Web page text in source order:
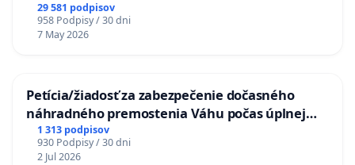
29 581 podpisov
958 Podpisy / 30 dni
7 May 2026
Petícia/žiadosť za zabezpečenie dočasného
náhradného premostenia Váhu počas úplnej
uzávery Vážskeho mosta v Komárne
1 313 podpisov
930 Podpisy / 30 dni
2 Jul 2026